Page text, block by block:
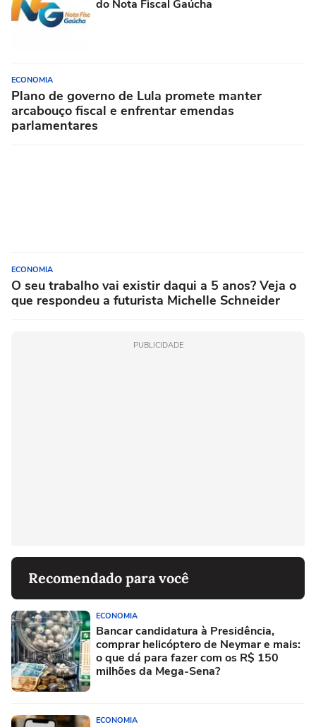
do Nota Fiscal Gaúcha
ECONOMIA
Plano de governo de Lula promete manter
arcabouço fiscal e enfrentar emendas
parlamentares
ECONOMIA
O seu trabalho vai existir daqui a 5 anos? Veja o
que respondeu a futurista Michelle Schneider
PUBLICIDADE
Recomendado para você
ECONOMIA
Bancar candidatura à Presidência,
comprar helicóptero de Neymar e mais:
o que dá para fazer com os R$ 150
milhões da Mega-Sena?
ECONOMIA